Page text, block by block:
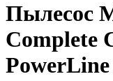
Пылесос
Complete